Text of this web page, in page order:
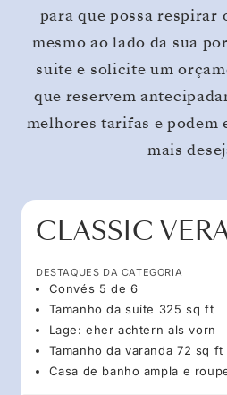
para que possa respirar
mesmo ao lado da sua
suite e solicite um
que reservem
melhores tarifas e podem
mais
CLASSIC
DESTAQUES DA CATEGORIA
Convés 5 de 6
Tamanho da suíte 325 sq ft
Lage: eher achtern als vorn
Tamanho da varanda 72 sq ft
Casa de banho ampla e